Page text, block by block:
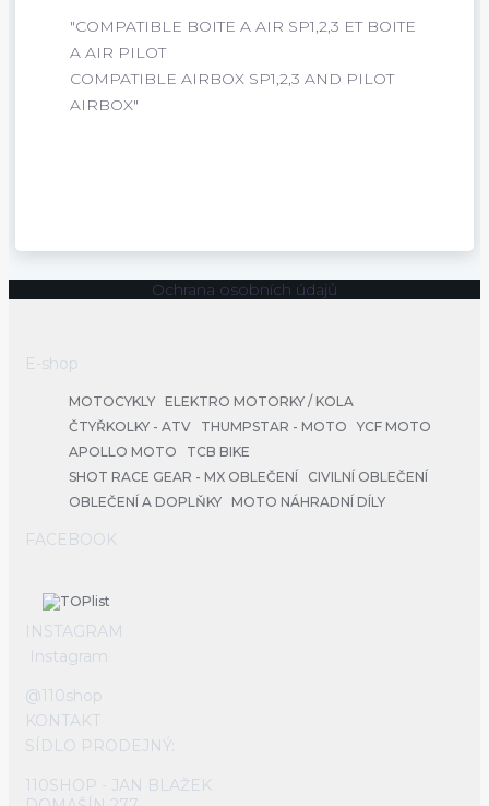
"COMPATIBLE BOITE A AIR SP1,2,3 ET BOITE
A AIR PILOT
COMPATIBLE AIRBOX SP1,2,3 AND PILOT
AIRBOX"
Ochrana osobních údajů
E-shop
MOTOCYKLY
ELEKTRO MOTORKY / KOLA
ČTYŘKOLKY - ATV
THUMPSTAR - MOTO
YCF MOTO
APOLLO MOTO
TCB BIKE
SHOT RACE GEAR - MX OBLEČENÍ
CIVILNÍ OBLEČENÍ
OBLEČENÍ A DOPLŇKY
MOTO NÁHRADNÍ DÍLY
FACEBOOK
INSTAGRAM
Instagram
@110shop
KONTAKT
SÍDLO PRODEJNÝ:
110SHOP - JAN BLAŽEK